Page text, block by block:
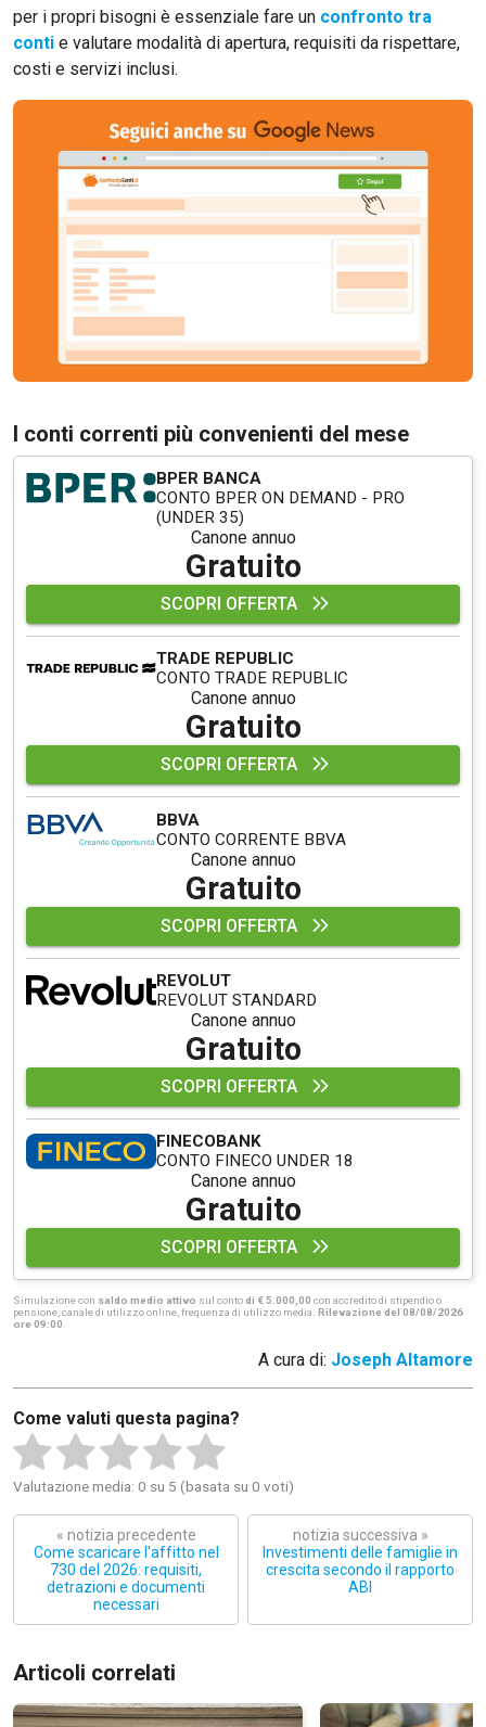
per i propri bisogni è essenziale fare un confronto tra
conti e valutare modalità di apertura, requisiti da rispettare,
costi e servizi inclusi.
I conti correnti più convenienti del mese
BPER BANCA
CONTO BPER ON DEMAND - PRO
(UNDER 35)
Canone annuo
Gratuito
SCOPRI OFFERTA
TRADE REPUBLIC
CONTO TRADE REPUBLIC
Canone annuo
Gratuito
SCOPRI OFFERTA
BBVA
CONTO CORRENTE BBVA
Canone annuo
Gratuito
SCOPRI OFFERTA
REVOLUT
REVOLUT STANDARD
Canone annuo
Gratuito
SCOPRI OFFERTA
FINECOBANK
CONTO FINECO UNDER 18
Canone annuo
Gratuito
SCOPRI OFFERTA
Simulazione con saldo medio attivo sul contodi € 5.000,00 con accredito di stipendio o
pensione, canale di utilizzo online, frequenza di utilizzo media. Rilevazione del 08/08/2026
ore 09:00.
A cura di: Joseph Altamore
Come valuti questa pagina?
Valutazione media: 0 su 5 (basata su 0 voti)
« notizia precedente
Come scaricare l'affitto nel
730 del 2026: requisiti,
detrazioni e documenti
necessari
notizia successiva »
Investimenti delle famiglie in
crescita secondo il rapporto
ABI
Articoli correlati